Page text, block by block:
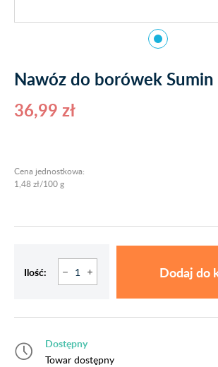
Nawóz do borówek
36,99 zł
Cena jednostkowa:
1,48 zł/100 g
Ilość: Dodaj do
Dostępny
Towar dostępny